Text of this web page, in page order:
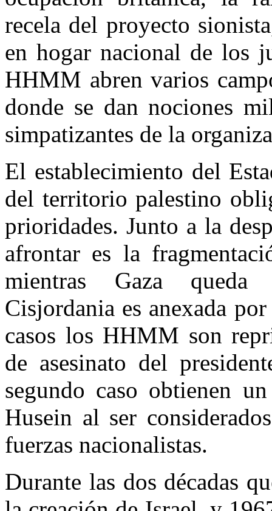
recela del proyecto
en hogar nacional de los
HHMM abren varios
donde se dan nociones
simpatizantes de la
El establecimiento del
del territorio palestino
prioridades. Junto a la
afrontar es la
mientras Gaza queda
Cisjordania es anexada
casos los HHMM son
de asesinato del
segundo caso obtienen
Husein al ser
fuerzas nacionalistas.
Durante las dos décadas